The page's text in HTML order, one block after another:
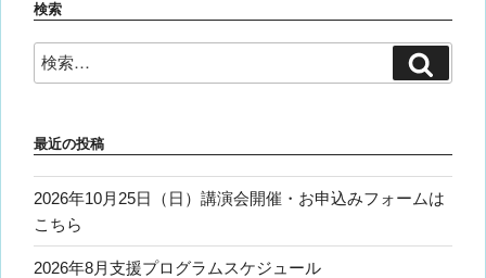
検索
検
索:
最近の投稿
2026年10月25日（日）講演会開催・お申込みフォームは
こちら
2026年8月支援プログラムスケジュール